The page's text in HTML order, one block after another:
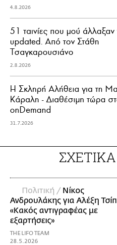
4.8.2026
51 ταινίες που μού
updated. Aπό τον Στάθη
Τσαγκαρουσιάνο
2.8.2026
Η Σκληρή Αλήθεια για τη
Κάραλη - Διαθέσιμη τώρα
onDemand
31.7.2026
Πολιτική / Νίκος
Ανδρουλάκης για Αλέξη
«Κακός αντιγραφέας με
εξαρτήσεις»
THE LIFO TEAM
28.5.2026